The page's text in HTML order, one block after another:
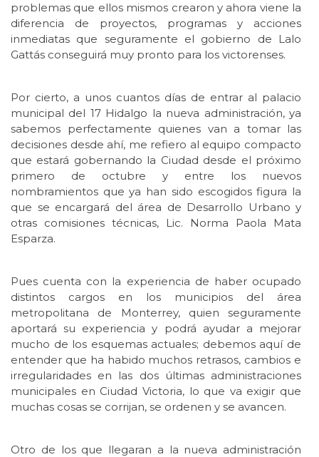
problemas que ellos mismos crearon y ahora viene la
diferencia de proyectos, programas y acciones
inmediatas que seguramente el gobierno de Lalo
Gattás conseguirá muy pronto para los victorenses.
Por cierto, a unos cuantos días de entrar al palacio
municipal del 17 Hidalgo la nueva administración, ya
sabemos perfectamente quienes van a tomar las
decisiones desde ahí, me refiero al equipo compacto
que estará gobernando la Ciudad desde el próximo
primero de octubre y entre los nuevos
nombramientos que ya han sido escogidos figura la
que se encargará del área de Desarrollo Urbano y
otras comisiones técnicas, Lic. Norma Paola Mata
Esparza.
Pues cuenta con la experiencia de haber ocupado
distintos cargos en los municipios del área
metropolitana de Monterrey, quien seguramente
aportará su experiencia y podrá ayudar a mejorar
mucho de los esquemas actuales; debemos aquí de
entender que ha habido muchos retrasos, cambios e
irregularidades en las dos últimas administraciones
municipales en Ciudad Victoria, lo que va exigir que
muchas cosas se corrijan, se ordenen y se avancen.
Otro de los que llegaran a la nueva administración